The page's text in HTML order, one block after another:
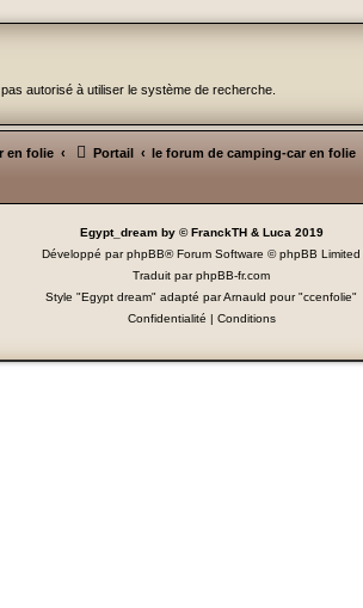
autorisé à utiliser le système de recherche.
en folie Portail le forum de camping-car en folie
Egypt_dream by © FranckTH & Luca 2019
Développé parphpBB® Forum Software © phpBB Limited
Traduit parphpBB-fr.com
Style "Egypt dream" adapté par Arnauld pour "ccenfolie"
Confidentialité | Conditions